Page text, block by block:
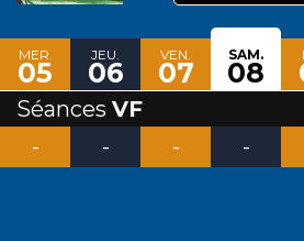
MER.
05
JEU.
06
VEN.
07
SAM.
08
Séances VF
-
- - -